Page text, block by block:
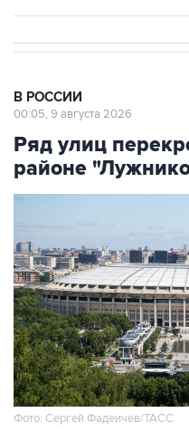
В РОССИИ
00:05, 9 августа 2026
Ряд улиц
районе
Фото: Сергей Фадеичев/ТАСС